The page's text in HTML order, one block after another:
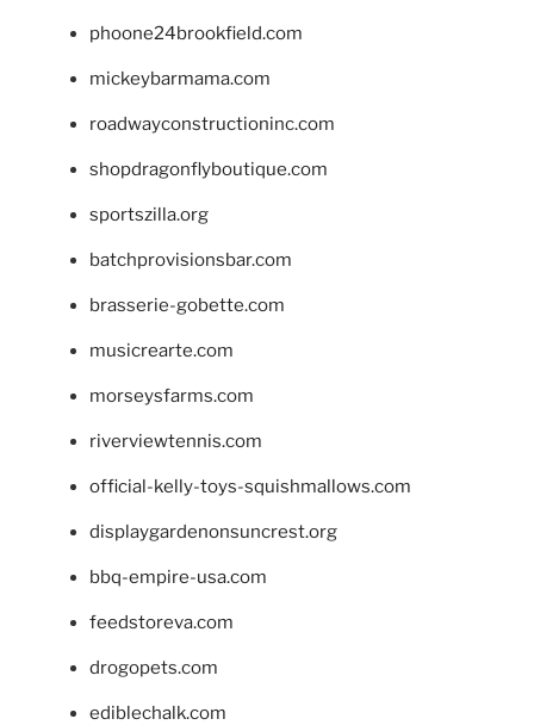
phoone24brookfield.com
mickeybarmama.com
roadwayconstructioninc.com
shopdragonflyboutique.com
sportszilla.org
batchprovisionsbar.com
brasserie-gobette.com
musicrearte.com
morseysfarms.com
riverviewtennis.com
official-kelly-toys-squishmallows.com
displaygardenonsuncrest.org
bbq-empire-usa.com
feedstoreva.com
drogopets.com
ediblechalk.com